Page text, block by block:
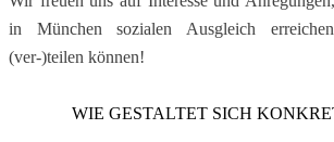
in ​München sozialen Ausgleich
(ver-)teilen können!
WIE GESTALTET SICH